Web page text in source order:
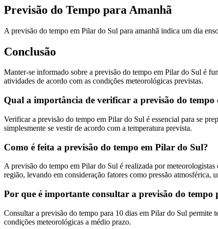
Previsão do Tempo para Amanhã
A previsão do tempo em Pilar do Sul para amanhã indica um dia
Conclusão
Manter-se informado sobre a previsão do tempo em Pilar do Sul é
atividades de acordo com as condições meteorológicas previstas.
Qual a importância de verificar a previsão do tempo
Verificar a previsão do tempo em Pilar do Sul é essencial para se
simplesmente se vestir de acordo com a temperatura prevista.
Como é feita a previsão do tempo em Pilar do Sul?
A previsão do tempo em Pilar do Sul é realizada por meteorologistas
região, levando em consideração fatores como pressão atmosférica,
Por que é importante consultar a previsão do tempo
Consultar a previsão do tempo para 10 dias em Pilar do Sul permite
condições meteorológicas a médio prazo.